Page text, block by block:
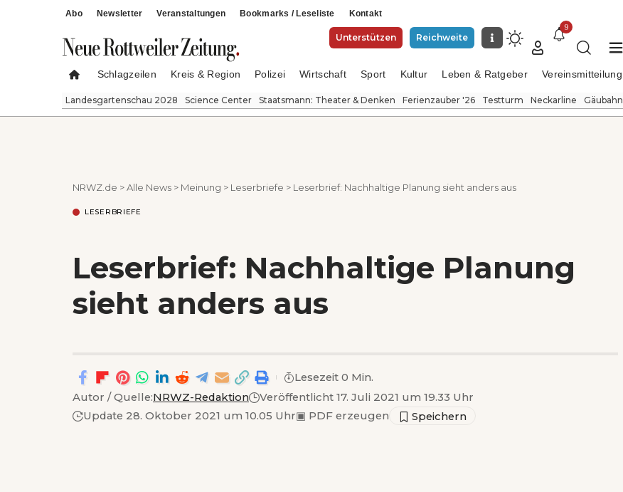
Abo Newsletter Veranstaltungen Bookmarks / Leseliste Kontakt
Unterstützen Reichweite
9
Schlagzeilen Kreis & Region Polizei Wirtschaft Sport Kultur Leben & Ratgeber Vereinsmitteilung
Landesgartenschau 2028 Science Center Staatsmann: Theater & Denken Ferienzauber '26 Testturm Neckarline Gäubahn
NRWZ.de >Alle News > Meinung > Leserbriefe > Leserbrief: Nachhaltige Planung sieht anders aus
LESERBRIEFE
Leserbrief: Nachhaltige Planung
sieht anders aus
Autor / Quelle:NRWZ-Redaktion
Veröffentlicht 17. Juli 2021 um 19.33 Uhr
Update 28. Oktober 2021 um 10.05 Uhr▣ PDF erzeugen
Lesezeit 0 Min.